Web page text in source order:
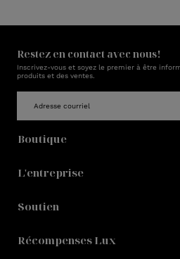
Restez en contact avec nous!
Inscrivez-vous et soyez le premier à être
produits et des ventes.
Boutique
L'entreprise
Soutien
Récompenses Lux